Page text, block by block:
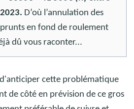
D’où l’annulation des
en fond de roulement
dû vous raconter...
cette problématique
de côté en prévision de ce gros